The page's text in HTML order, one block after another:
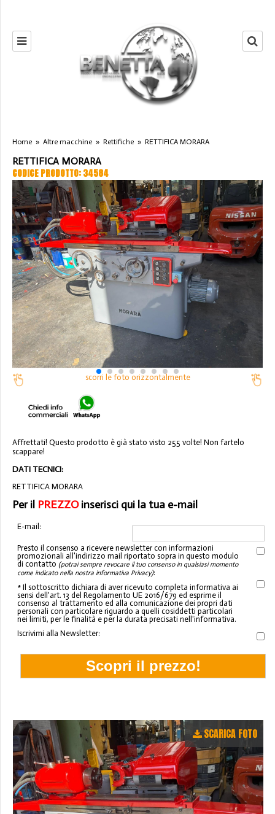
Home » Altre macchine » Rettifiche » RETTIFICA MORARA
RETTIFICA MORARA
CODICE PRODOTTO: 34584
scorri le foto orizzontalmente
Affrettati! Questo prodotto è già stato visto 255 volte! Non fartelo
scappare!
DATI TECNICI:
RETTIFICA MORARA
Per il PREZZOinserisci qui la tua e-mail
E-mail:
Presto il consenso a ricevere newsletter con informazioni
promozionali all'indirizzo mail riportato sopra in questo modulo
di contatto (potrai sempre revocare il tuo consenso in qualsiasi momento
come indicato nella nostra informativa Privacy):
* Il sottoscritto dichiara di aver ricevuto completa informativa ai
sensi dell'art. 13 del Regolamento UE 2016/679 ed esprime il
consenso al trattamento ed alla comunicazione dei propri dati
personali con particolare riguardo a quelli cosiddetti particolari
nei limiti, per le finalità e per la durata precisati nell'informativa.
Iscrivimi alla Newsletter:
SCARICA FOTO